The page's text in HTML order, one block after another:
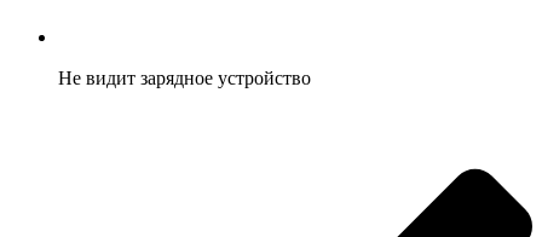
Не видит зарядное устройство